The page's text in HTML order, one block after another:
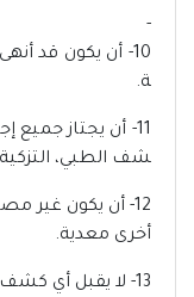
-
10- أن يكون قد
ة.
11- أن يجتاز جميع
شف الطبي، التزكية
12- أن يكون غير
أخرى معدية.
13- لا يقبل أي